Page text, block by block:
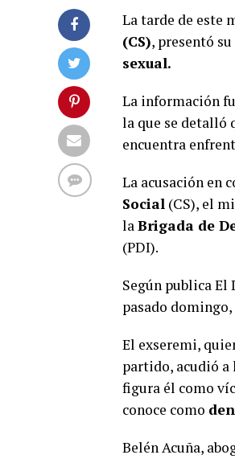
La tarde de este
(CS), presentó
sexual.
La información
la que se detalló
encuentra
La acusación en
Social (CS), el
laBrigada de
(PDI).
Según publica El
pasado domingo,
El exseremi,
partido, acudió a
figura él como
conoce como
Belén Acuña,